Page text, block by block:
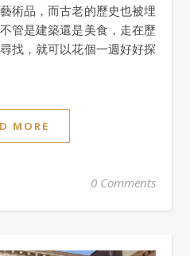
術品，而古老的歷史也被埋
管是建築還是美食，走在歷
找，就可以花個一週好好探
MORE
0 Comments